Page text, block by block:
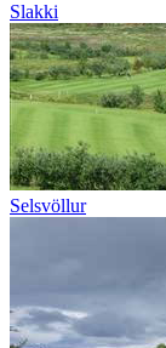
Slakki
Selsvöllur